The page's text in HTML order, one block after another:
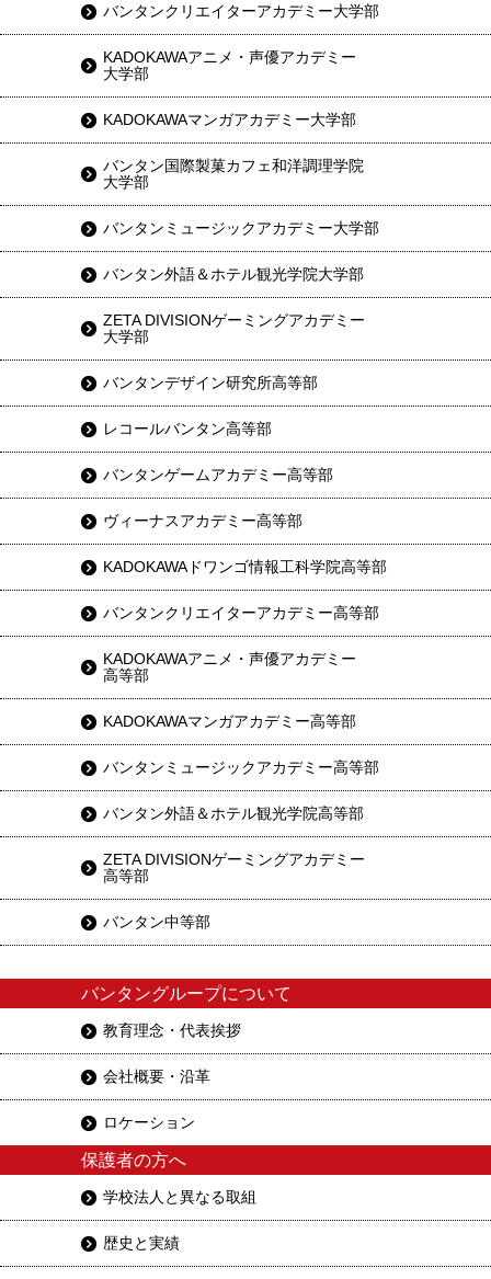
バンタンクリエイターアカデミー大学部
KADOKAWAアニメ・声優アカデミー
大学部
KADOKAWAマンガアカデミー大学部
バンタン国際製菓カフェ和洋調理学院
大学部
バンタンミュージックアカデミー大学部
バンタン外語＆ホテル観光学院大学部
ZETA DIVISIONゲーミングアカデミー
大学部
バンタンデザイン研究所高等部
レコールバンタン高等部
バンタンゲームアカデミー高等部
ヴィーナスアカデミー高等部
KADOKAWAドワンゴ情報工科学院高等部
バンタンクリエイターアカデミー高等部
KADOKAWAアニメ・声優アカデミー
高等部
KADOKAWAマンガアカデミー高等部
バンタンミュージックアカデミー高等部
バンタン外語＆ホテル観光学院高等部
ZETA DIVISIONゲーミングアカデミー
高等部
バンタン中等部
バンタングループについて
教育理念・代表挨拶
会社概要・沿革
ロケーション
保護者の方へ
学校法人と異なる取組
歴史と実績